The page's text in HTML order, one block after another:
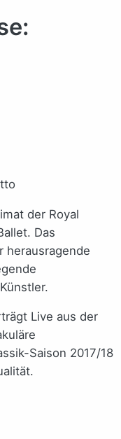
der Royal
Das
herausragende
Live aus der
Saison 2017/18